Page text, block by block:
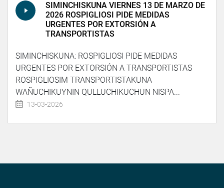
SIMINCHISKUNA VIERNES 13 DE MARZO DE
2026 ROSPIGLIOSI PIDE MEDIDAS
URGENTES POR EXTORSIÓN A
TRANSPORTISTAS
SIMINCHISKUNA: ROSPIGLIOSI PIDE MEDIDAS
URGENTES POR EXTORSIÓN A TRANSPORTISTAS
ROSPIGLIOSIM TRANSPORTISTAKUNA
WAÑUCHIKUYNIN QULLUCHIKUCHUN NISPA...
13-03-2026